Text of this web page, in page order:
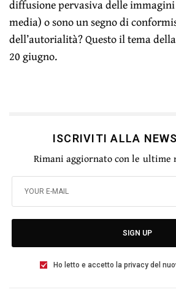
diffusione pervasiva delle
media) o sono un segno di
dell’autorialità? Questo il tema
20 giugno.
ISCRIVITI ALLA
Rimani aggiornato con le ultime
SIGN UP
Ho letto e accetto la privacy del